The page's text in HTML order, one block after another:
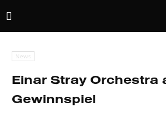
News
Einar Stray Orchestra
Gewinnspiel